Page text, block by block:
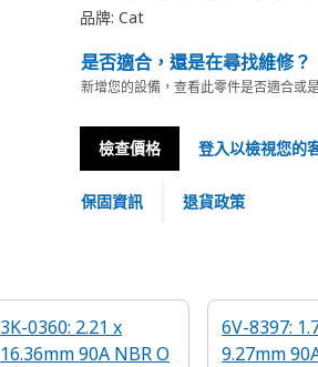
品牌: Cat
是否適合，還是在尋找維修？
新增您的設備，查看此零件是否適合或
檢查價格 登入以檢視您的
保固資訊 退貨政策
3K-0360: 2.21 x
16.36mm 90A NBR O
6V-8397:
9.27mm